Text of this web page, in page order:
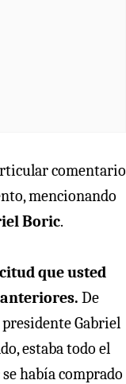
comentario
mencionando
Boric.
que usted
De
Gabriel
estaba todo el
había comprado